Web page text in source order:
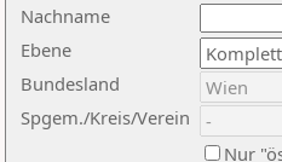
Nachname
Ebene
Bundesland
Spgem./Kreis/Verein
Nur